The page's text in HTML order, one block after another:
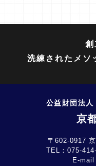
創
洗練されたメソ
公益財団法
京
〒602-0917
TEL： 075-
E-mail